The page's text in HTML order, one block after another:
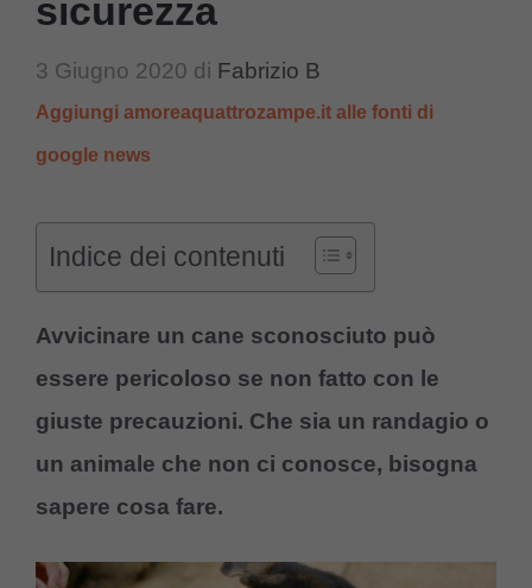
sicurezza
3 Giugno 2020 di Fabrizio B
Aggiungi amoreaquattrozampe.it alle fonti di
google news
Indice dei contenuti
Avvicinare un cane sconosciuto può
essere pericoloso se non fatto con le
giuste precauzioni. Che sia un randagio o
un animale che non ci conosce, bisogna
sapere cosa fare.